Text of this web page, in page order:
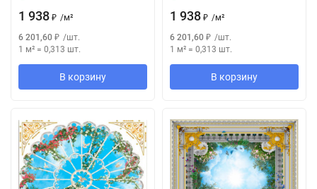
1 938 ₽ /м²
6 201,60 ₽ /шт.
1 м² = 0,313 шт.
В корзину
1 938 ₽ /м²
6 201,60 ₽ /шт.
1 м² = 0,313 шт.
В корзину